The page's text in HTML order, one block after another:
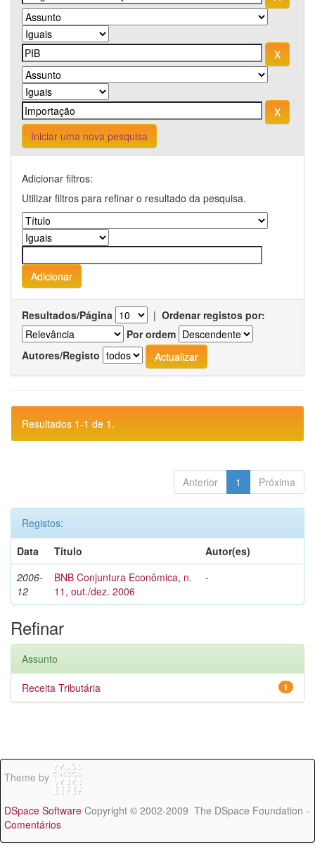
Iniciar uma nova pesquisa
Adicionar filtros:
Utilizar filtros para refinar o resultado da pesquisa.
Resultados/Página | Ordenar registos por:
Por ordem
Autores/Registo
Resultados 1-1 de 1.
Anterior 1 Próxima
Registos:
Data
Título
Autor(es)
2006-
12
BNB Conjuntura Econômica, n.
11, out./dez. 2006
-
Refinar
Assunto
1
Receita Tributária
Theme by
DSpace Software Copyright © 2002-2009 The DSpace Foundation -
Comentários